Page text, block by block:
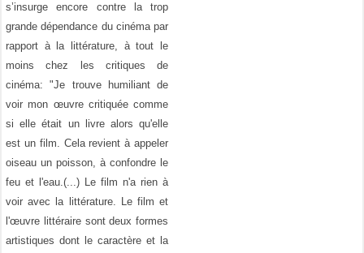
s’insurge encore contre la trop
grande dépendance du cinéma par
rapport à la littérature, à tout le
moins chez les critiques de
cinéma: "Je trouve humiliant de
voir mon œuvre critiquée comme
si elle était un livre alors qu'elle
est un film. Cela revient à appeler
oiseau un poisson, à confondre le
feu et l'eau.(...) Le film n'a rien à
voir avec la littérature. Le film et
l'œuvre littéraire sont deux formes
artistiques dont le caractère et la